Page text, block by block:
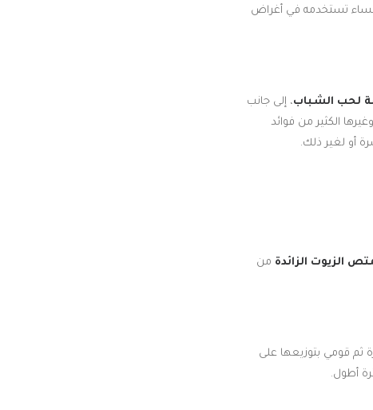
تستخدمه في أغراض
لحب الشباب، إلى جانب
الكثير من فوائد
أو لغير ذلك.
الزيوت الزائدة من
ثم قومي بتوزيعها على
أطول.